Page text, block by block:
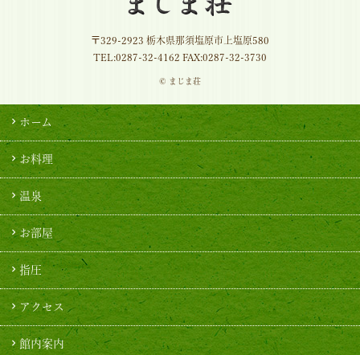
〒329-2923 栃木県那須塩原市上塩原580
TEL:0287-32-4162 FAX:0287-32-3730
© まじま荘
ホーム
お料理
温泉
お部屋
指圧
アクセス
館内案内